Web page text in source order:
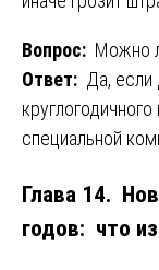
Вопрос: Можно
Ответ: Да,
специальной
Глава 14.
годов: что